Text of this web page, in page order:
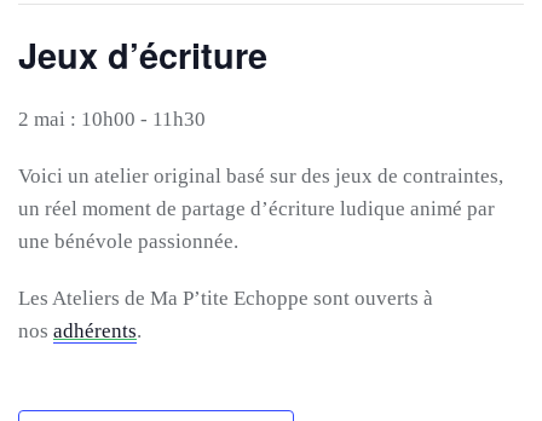
Jeux d’écriture
2 mai : 10h00 - 11h30
Voici un atelier original basé sur des jeux de contraintes,
un réel moment de partage d’écriture ludique animé par
une bénévole passionnée.
Les Ateliers de Ma P’tite Echoppe sont ouverts à
nos adhérents.